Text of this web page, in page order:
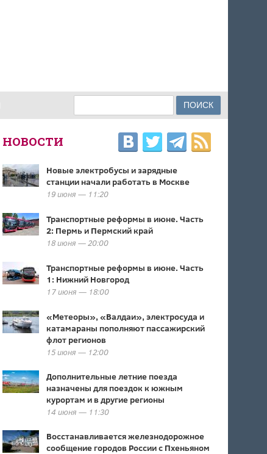
ФОРМА ПОИСКА
НОВОСТИ
Новые электробусы и зарядные
станции начали работать в Москве
19 июня — 11:20
Транспортные реформы в июне. Часть
2: Пермь и Пермский край
18 июня — 20:00
Транспортные реформы в июне. Часть
1: Нижний Новгород
17 июня — 18:00
«Метеоры», «Валдаи», электросуда и
катамараны пополняют пассажирский
флот регионов
15 июня — 12:00
Дополнительные летние поезда
назначены для поездок к южным
курортам и в другие регионы
14 июня — 11:30
Восстанавливается железнодорожное
сообщение городов России с Пхеньяном